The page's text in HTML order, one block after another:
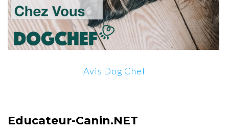
Avis Dog Chef
Educateur-Canin.NET